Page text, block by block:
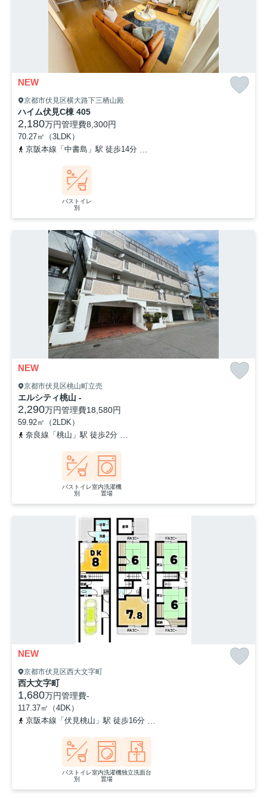
NEW
京都市伏見区横大路下三栖山殿
ハイム伏見C棟 405
2,180万円管理費8,300円
70.27㎡（3LDK）
京阪本線「中書島」駅 徒歩14分
バストイレ
別
NEW
京都市伏見区桃山町立売
エルシティ桃山 -
2,290万円管理費18,580円
59.92㎡（2LDK）
奈良線「桃山」駅 徒歩2分
バストイレ
別
室内洗濯機
置場
NEW
京都市伏見区西大文字町
西大文字町
1,680万円管理費-
117.37㎡（4DK）
京阪本線「伏見桃山」駅 徒歩16分
バストイレ
別
室内洗濯機
置場
独立洗面台